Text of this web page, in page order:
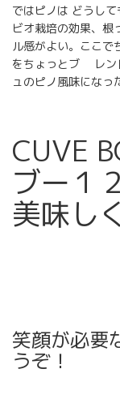
ではピノは どうし
ビオ栽培の効果、
ル感がよい。ここで
をちょっとブ レン
ュのピノ風味になっ
CUVE
ブー１
美味し
笑顔が必要
うぞ！